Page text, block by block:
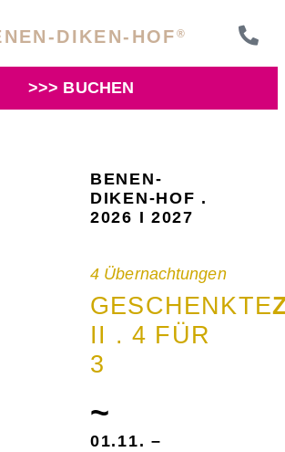
DIKEN-HOF ®
>>> BUCHEN
BENEN-
DIKEN-HOF .
2026 I 2027
4 Übernachtungen
GESCHENKTE
II . 4 FÜR
3
~
01.11. –